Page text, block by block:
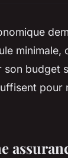
minimale,
budget